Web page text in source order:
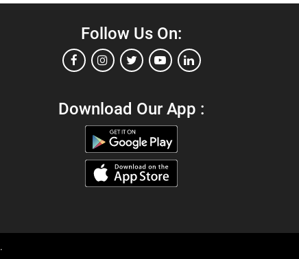
Follow Us On:
Download Our App :
.